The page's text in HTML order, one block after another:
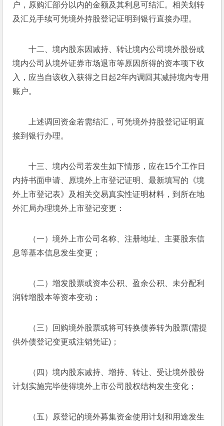
户，原购汇部分以内的金额及其利息可结汇。相关划转
及汇兑手续可凭境外持股登记证明到银行直接办理。
十二、境内股东因减持、转让境内公司境外股份或
境内公司从境外证券市场退市等原因所得的资本项下收
入，应当自该收入获得之日起2年内调回其减持境内专用
账户。
上述调回资金若需结汇，可凭境外持股登记证明直
接到银行办理。
十三、境内公司若发生如下情形，应在15个工作日
内持书面申请、原境外上市登记证明、最新填写的《境
外上市登记表》及相关交易真实性证明材料，到所在地
外汇局办理境外上市登记变更：
（一）境外上市公司名称、注册地址、主要股东信
息等基本信息发生变更；
（二）增发股票或资本公积、盈余公积、未分配利
润转增股本等资本变动；
（三）回购境外股票或将可转换债券转为股票(需提
供外债登记变更或注销凭证)；
（四）境内股东减持、增持、转让、受让境外股份
计划实施完毕使得境外上市公司股权结构发生变化；
（五）原登记的境外募集资金使用计划和用途发生